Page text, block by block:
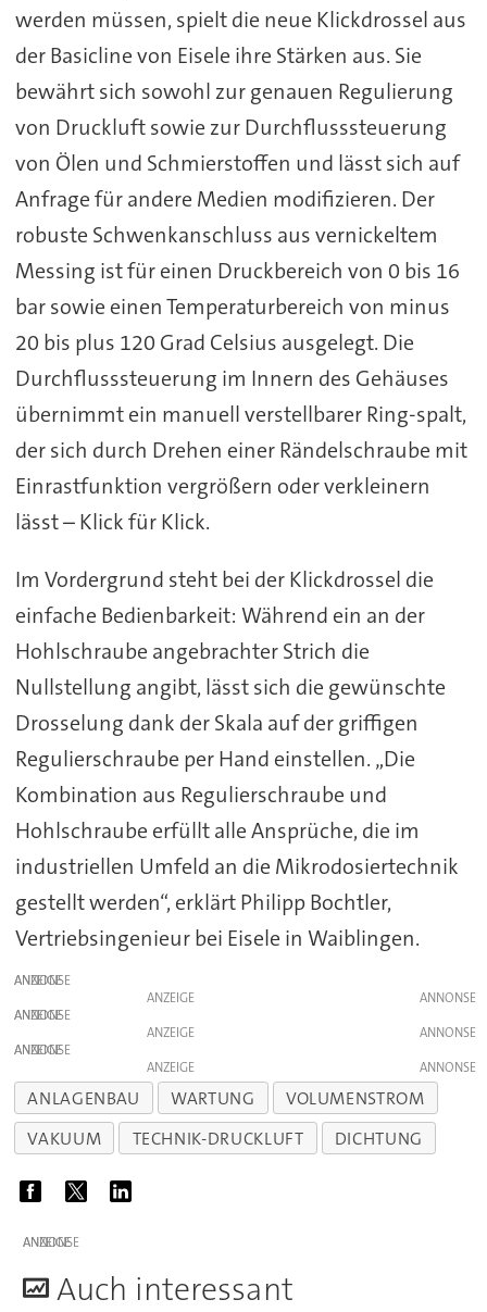
werden müssen, spielt die neue Klickdrossel aus
der Basicline von Eisele ihre Stärken aus. Sie
bewährt sich sowohl zur genauen Regulierung
von Druckluft sowie zur Durchflusssteuerung
von Ölen und Schmierstoffen und lässt sich auf
Anfrage für andere Medien modifizieren. Der
robuste Schwenkanschluss aus vernickeltem
Messing ist für einen Druckbereich von 0 bis 16
bar sowie einen Temperaturbereich von minus
20 bis plus 120 Grad Celsius ausgelegt. Die
Durchflusssteuerung im Innern des Gehäuses
übernimmt ein manuell verstellbarer Ring-spalt,
der sich durch Drehen einer Rändelschraube mit
Einrastfunktion vergrößern oder verkleinern
lässt – Klick für Klick.
Im Vordergrund steht bei der Klickdrossel die
einfache Bedienbarkeit: Während ein an der
Hohlschraube angebrachter Strich die
Nullstellung angibt, lässt sich die gewünschte
Drosselung dank der Skala auf der griffigen
Regulierschraube per Hand einstellen. „Die
Kombination aus Regulierschraube und
Hohlschraube erfüllt alle Ansprüche, die im
industriellen Umfeld an die Mikrodosiertechnik
gestellt werden“, erklärt Philipp Bochtler,
Vertriebsingenieur bei Eisele in Waiblingen.
ANZEIGE
ANZEIGE
ANZEIGE
ANZEIGE
ANZEIGE
ANZEIGE
ANLAGENBAU WARTUNG
VOLUMENSTROM
VAKUUM
TECHNIK-DRUCKLUFT DICHTUNG
ANZEIGE
Auch interessant